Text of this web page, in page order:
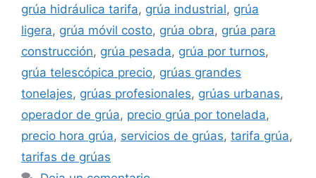
grúa hidráulica tarifa, grúa industrial, grúa
ligera, grúa móvil costo, grúa obra, grúa para
construcción, grúa pesada, grúa por turnos,
grúa telescópica precio, grúas grandes
tonelajes, grúas profesionales, grúas urbanas,
operador de grúa, precio grúa por tonelada,
precio hora grúa, servicios de grúas, tarifa grúa,
tarifas de grúas